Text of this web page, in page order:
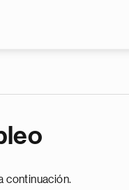
continuación.